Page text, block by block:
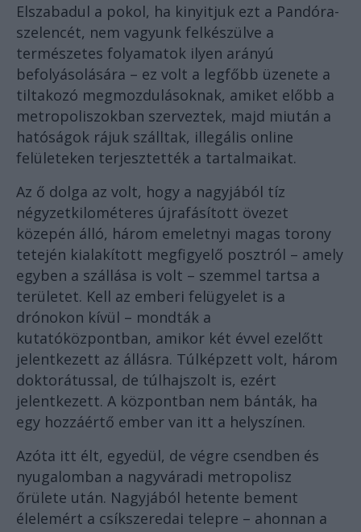
Elszabadul a pokol, ha kinyitjuk ezt a Pandóra-
szelencét, nem vagyunk felkészülve a
természetes folyamatok ilyen arányú
befolyásolására – ez volt a legfőbb üzenete a
tiltakozó megmozdulásoknak, amiket előbb a
metropoliszokban szerveztek, majd miután a
hatóságok rájuk szálltak, illegális online
felületeken terjesztették a tartalmaikat.
Az ő dolga az volt, hogy a nagyjából tíz
négyzetkilométeres újrafásított övezet
közepén álló, három emeletnyi magas torony
tetején kialakított megfigyelő posztról – amely
egyben a szállása is volt – szemmel tartsa a
területet. Kell az emberi felügyelet is a
drónokon kívül – mondták a
kutatóközpontban, amikor két évvel ezelőtt
jelentkezett az állásra. Túlképzett volt, három
doktorátussal, de túlhajszolt is, ezért
jelentkezett. A központban nem bánták, ha
egy hozzáértő ember van itt a helyszínen.
Azóta itt élt, egyedül, de végre csendben és
nyugalomban a nagyváradi metropolisz
őrülete után. Nagyjából hetente bement
élelemért a csíkszeredai telepre – ahonnan a